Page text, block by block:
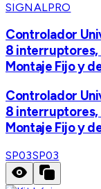
SIGNALPRO
Controlador
8 interruptores,
Montaje Fijo y
Controlador
8 interruptores,
Montaje Fijo y
SP03SP03